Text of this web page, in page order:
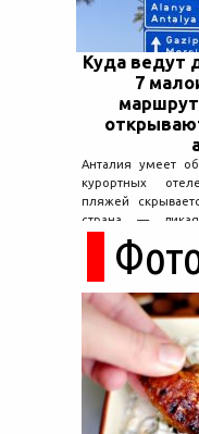
Куда ведут
7
Анталия умеет
курортных
пляжей
страна —
древние руины
горные дороги
не расскажет ни